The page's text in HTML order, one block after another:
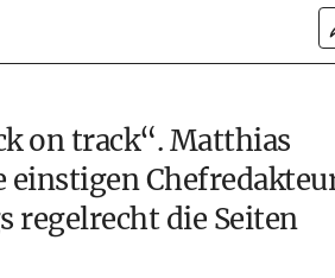
on track“. Matthias
einstigen
regelrecht die Seiten